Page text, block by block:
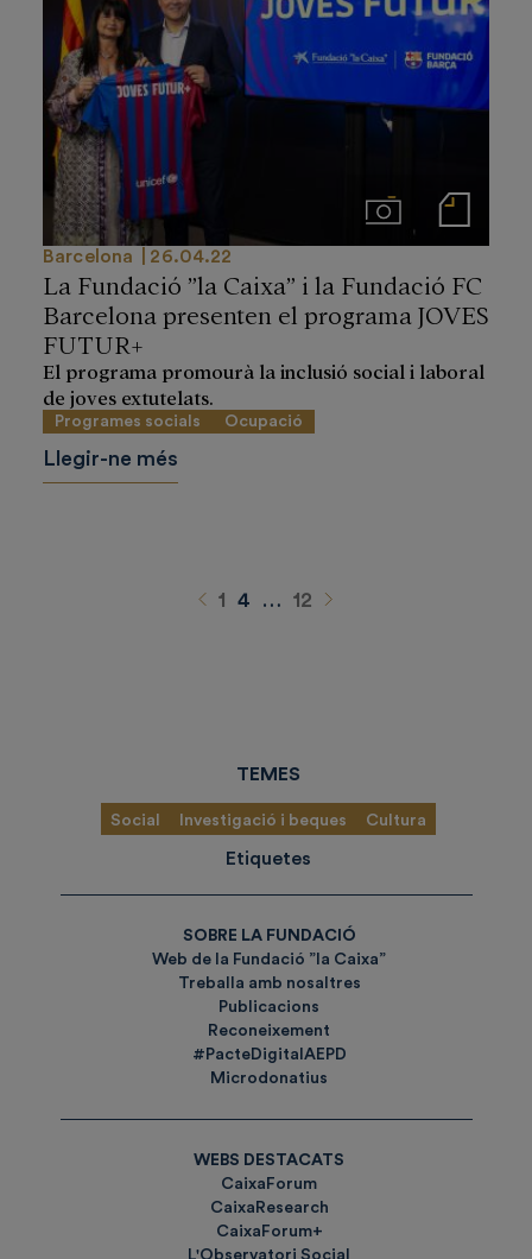
ImágenesNotas de prensa
Barcelona 26.04.22
La Fundació ”la Caixa” i la Fundació FC
Barcelona presenten el programa JOVES
FUTUR+
El programa promourà la inclusió social i laboral
de joves extutelats.
Programes socials Ocupació
Llegir-ne més
Anterior
1 4 … 12
TEMES
Social Investigació i beques Cultura
Etiquetes
SOBRE LA FUNDACIÓ
Web de la Fundació ”la Caixa”
Treballa amb nosaltres
Publicacions
Reconeixement
#PacteDigitalAEPD
Microdonatius
WEBS DESTACATS
CaixaForum
CaixaResearch
CaixaForum+